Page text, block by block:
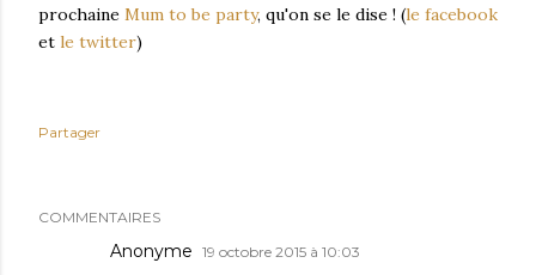
prochaine Mum to be party, qu'on se le dise ! (le facebook
et le twitter)
Partager
COMMENTAIRES
Anonyme 19 octobre 2015 à 10:03